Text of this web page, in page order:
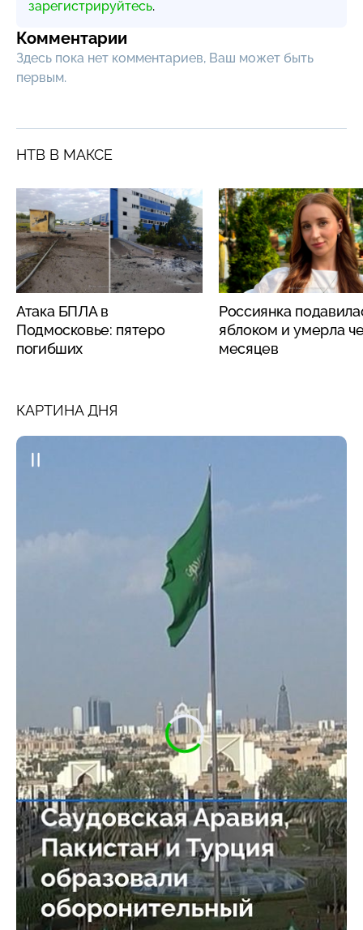
зарегистрируйтесь.
Комментарии
Здесь пока нет комментариев, Ваш может быть
первым.
НТВ В МАКСЕ
Атака БПЛА в
Подмосковье: пятеро
погибших
Россиянка
яблоком и умерла
месяцев
КАРТИНА ДНЯ